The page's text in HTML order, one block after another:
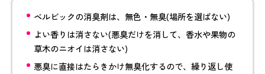
ベルビックの消臭剤は、無色・無臭(場所を選ばない)
よい香りは消さない(悪臭だけを消して、香水や果物の
草木のニオイは消さない)
悪臭に直接はたらきかけ無臭化するので、繰り返し使